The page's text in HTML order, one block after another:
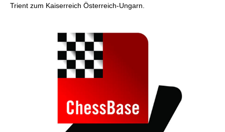
Trient zum Kaiserreich Österreich-Ungarn.